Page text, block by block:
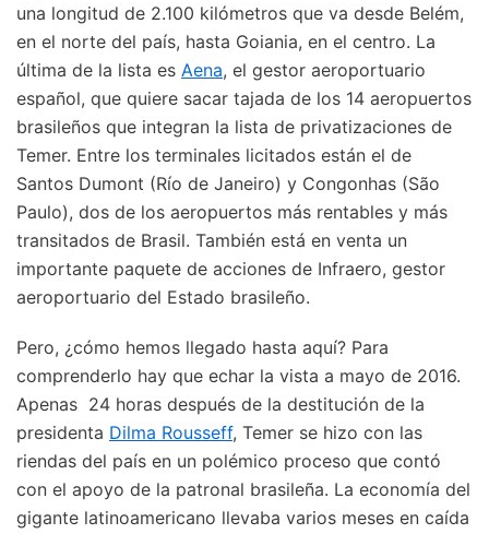
una longitud de 2.100 kilómetros que va desde Belém,
en el norte del país, hasta Goiania, en el centro. La
última de la lista es Aena, el gestor aeroportuario
español, que quiere sacar tajada de los 14 aeropuertos
brasileños que integran la lista de privatizaciones de
Temer. Entre los terminales licitados están el de
Santos Dumont (Río de Janeiro) y Congonhas (São
Paulo), dos de los aeropuertos más rentables y más
transitados de Brasil. También está en venta un
importante paquete de acciones de Infraero, gestor
aeroportuario del Estado brasileño.
Pero, ¿cómo hemos llegado hasta aquí? Para
comprenderlo hay que echar la vista a mayo de 2016.
Apenas 24 horas después de la destitución de la
presidenta Dilma Rousseff, Temer se hizo con las
riendas del país en un polémico proceso que contó
con el apoyo de la patronal brasileña. La economía del
gigante latinoamericano llevaba varios meses en caída